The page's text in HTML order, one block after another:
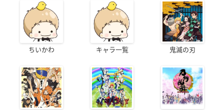
ちいかわ キャラ一覧 鬼滅の刃